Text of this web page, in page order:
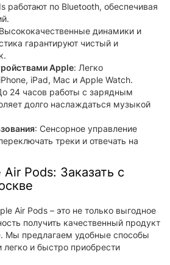
работают по Bluetooth, обеспечивая
динамики и
гарантируют чистый и
Apple: Легко
iPad, Mac и Apple Watch.
24 часов работы с зарядным
долго наслаждаться музыкой
: Сенсорное управление
треки и отвечать на
Pods: Заказать с
Air Pods – это не только выгодное
получить качественный продукт
Мы предлагаем удобные способы
легко и быстро приобрести